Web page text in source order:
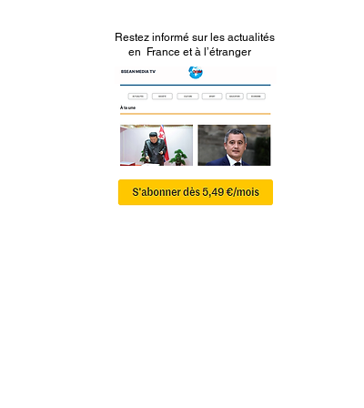
Restez informé sur les actualités
en France et à l’étranger